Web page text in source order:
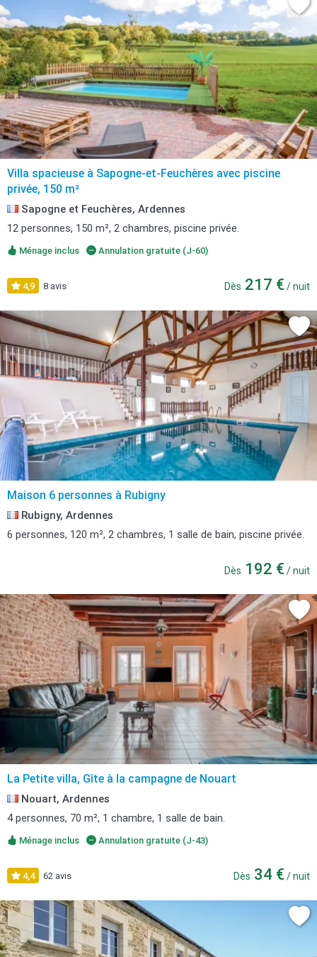
Villa spacieuse à Sapogne-et-Feuchères avec piscine
privée, 150 m²
Sapogne et Feuchères, Ardennes
12 personnes, 150 m², 2 chambres, piscine privée.
Ménage inclus Annulation gratuite (J-60)
4,9 8 avis Dès 217 € / nuit
Maison 6 personnes à Rubigny
Rubigny, Ardennes
6 personnes, 120 m², 2 chambres, 1 salle de bain, piscine privée.
Dès 192 € / nuit
La Petite villa, Gîte à la campagne de Nouart
Nouart, Ardennes
4 personnes, 70 m², 1 chambre, 1 salle de bain.
Ménage inclus Annulation gratuite (J-43)
4,4 62 avis Dès 34 € / nuit